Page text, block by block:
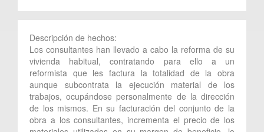
Descripción de hechos:
Los consultantes han llevado a cabo la reforma de su
vivienda habitual, contratando para ello a un
reformista que les factura la totalidad de la obra
aunque subcontrata la ejecución material de los
trabajos, ocupándose personalmente de la dirección
de los mismos. En su facturación del conjunto de la
obra a los consultantes, incrementa el precio de los